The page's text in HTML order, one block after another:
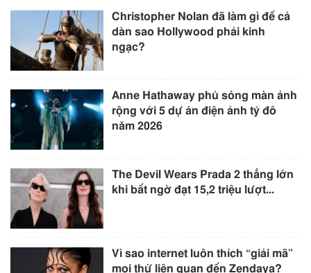
Christopher Nolan đã làm gì để cả
dàn sao Hollywood phải kinh
ngạc?
Anne Hathaway phủ sóng màn ảnh
rộng với 5 dự án điện ảnh tỷ đô
năm 2026
The Devil Wears Prada 2 thắng lớn
khi bất ngờ đạt 15,2 triệu lượt...
Vì sao internet luôn thích “giải mã”
mọi thứ liên quan đến Zendaya?